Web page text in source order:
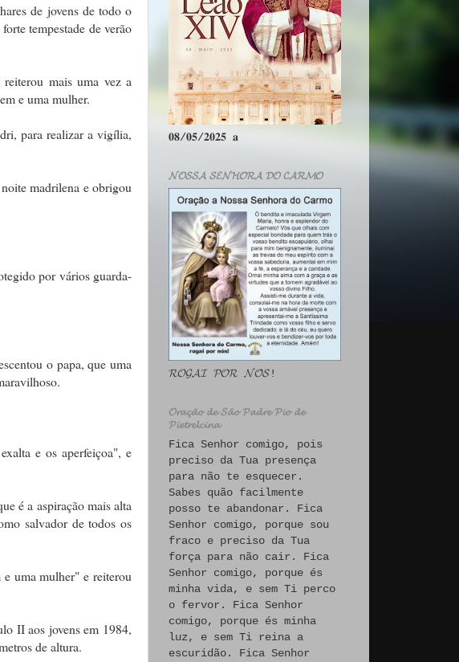
de jovens de todo o
tempestade de verão
mais uma vez a
e uma mulher.
para realizar a vigília,
madrilena e obrigou
por vários guarda-
o papa, que uma
e os aperfeiçoa", e
é a aspiração mais alta
salvador de todos os
uma mulher" e reiterou
II aos jovens em 1984,
de altura.
𝟎𝟖/𝟎𝟓/𝟐𝟎𝟐𝟓 𝐚
𝓝𝓞𝓢𝓢𝓐 𝓢𝓔𝓝𝓗𝓞𝓡𝓐 𝓓𝓞 𝓒𝓐𝓡𝓜𝓞
𝓡𝓞𝓖𝓐𝓘 𝓟𝓞𝓡 𝓝𝓞́𝓢!
𝓞𝓻𝓪𝓬̧𝓪̃𝓸 𝓭𝓮 𝓢𝓪̃𝓸 𝓟𝓪𝓭𝓻𝓮 𝓟𝓲𝓸 𝓭𝓮
𝓟𝓲𝓮𝓽𝓻𝓮𝓵𝓬𝓲𝓷𝓪
Fica Senhor comigo, pois
preciso da Tua presença
para não te esquecer.
Sabes quão facilmente
posso te abandonar. Fica
Senhor comigo, porque sou
fraco e preciso da Tua
força para não cair. Fica
Senhor comigo, porque és
minha vida, e sem Ti perco
o fervor. Fica Senhor
comigo, porque és minha
luz, e sem Ti reina a
escuridão. Fica Senhor